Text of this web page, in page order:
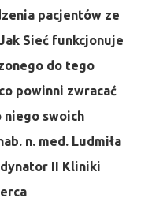
pacjentów ze
Sieć funkcjonuje
do tego
powinni zwracać
niego swoich
n. med. Ludmiła
II Kliniki